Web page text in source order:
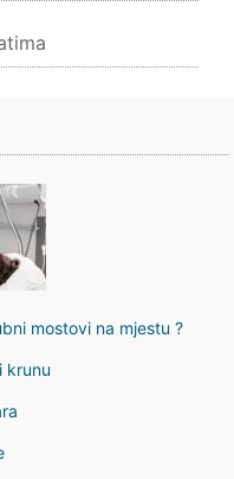
mostovi na mjestu ?
krunu